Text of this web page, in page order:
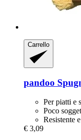
Carrello
pandoo
Per piatti e
Poco
Resistente
€ 3,09